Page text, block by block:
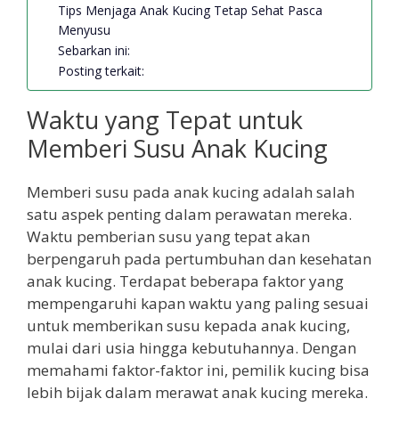
Tips Menjaga Anak Kucing Tetap Sehat Pasca
Menyusu
Sebarkan ini:
Posting terkait:
Waktu yang Tepat untuk
Memberi Susu Anak Kucing
Memberi susu pada anak kucing adalah salah
satu aspek penting dalam perawatan mereka.
Waktu pemberian susu yang tepat akan
berpengaruh pada pertumbuhan dan kesehatan
anak kucing. Terdapat beberapa faktor yang
mempengaruhi kapan waktu yang paling sesuai
untuk memberikan susu kepada anak kucing,
mulai dari usia hingga kebutuhannya. Dengan
memahami faktor-faktor ini, pemilik kucing bisa
lebih bijak dalam merawat anak kucing mereka.